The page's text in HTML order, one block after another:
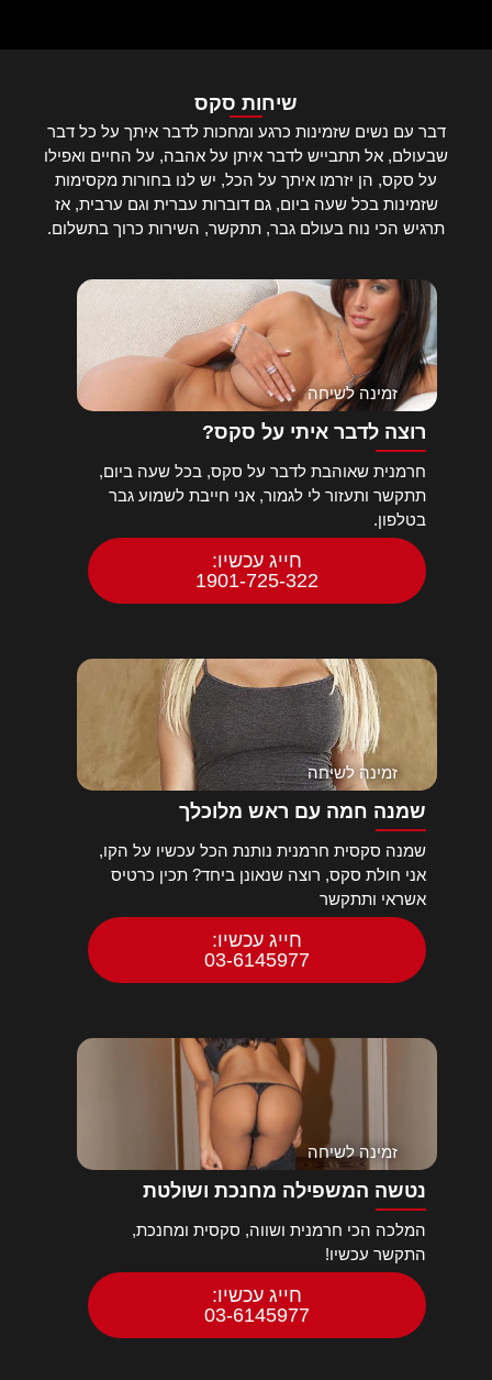
שיחות סקס
דבר עם נשים שזמינות כרגע ומחכות לדבר איתך על כל דבר
שבעולם, אל תתבייש לדבר איתן על אהבה, על החיים ואפילו
על סקס, הן יזרמו איתך על הכל, יש לנו בחורות מקסימות
שזמינות בכל שעה ביום, גם דוברות עברית וגם ערבית, אז
תרגיש הכי נוח בעולם גבר, תתקשר, השירות כרוך בתשלום.
זמינה לשיחה
רוצה לדבר איתי על סקס?
חרמנית שאוהבת לדבר על סקס, בכל שעה ביום,
תתקשר ותעזור לי לגמור, אני חייבת לשמוע גבר
בטלפון.
חייג עכשיו:
1901-725-322
זמינה לשיחה
שמנה חמה עם ראש מלוכלך
שמנה סקסית חרמנית נותנת הכל עכשיו על הקו,
אני חולת סקס, רוצה שנאונן ביחד? תכין כרטיס
אשראי ותתקשר
חייג עכשיו:
03-6145977
זמינה לשיחה
נטשה המשפילה מחנכת ושולטת
המלכה הכי חרמנית ושווה, סקסית ומחנכת,
התקשר עכשיו!
חייג עכשיו:
03-6145977